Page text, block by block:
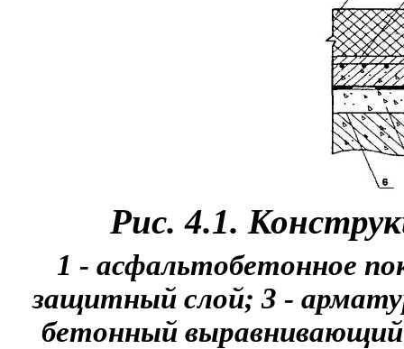
Рис. 4.1.
1 - асфальтобетонное
защитный слой; 3 -
бетонный